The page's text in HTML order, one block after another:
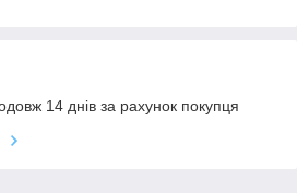
14 днів за рахунок покупця